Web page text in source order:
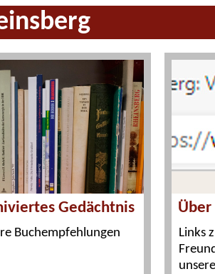
Gedächtnis
Buchempfehlungen
Über
Links